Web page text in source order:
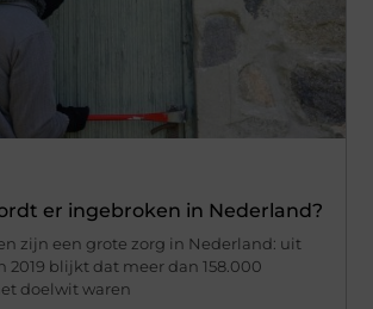
er ingebroken in Nederland?
zijn een grote zorg in Nederland: uit
2019 blijkt dat meer dan 158.000
doelwit waren